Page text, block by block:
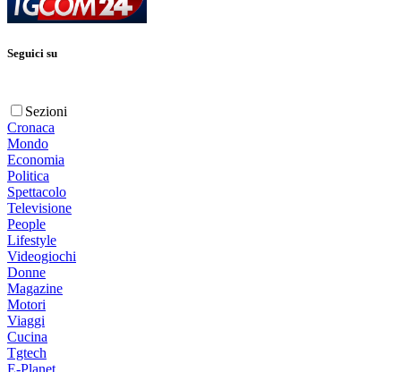
Seguici su
Sezioni
Cronaca
Mondo
Economia
Politica
Spettacolo
Televisione
People
Lifestyle
Videogiochi
Donne
Magazine
Motori
Viaggi
Cucina
Tgtech